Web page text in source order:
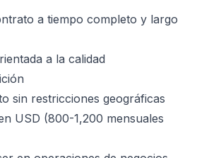
a tiempo completo y largo
a la calidad
sin restricciones geográficas
USD (800-1,200 mensuales